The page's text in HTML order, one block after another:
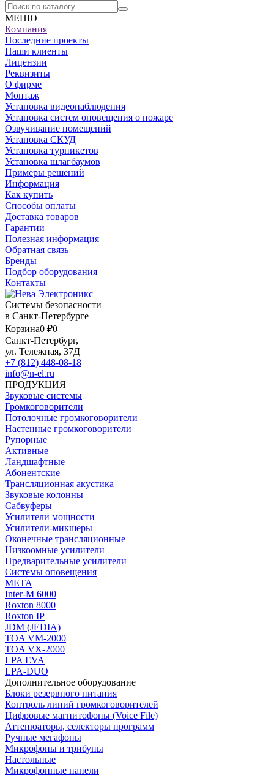
МЕНЮ
Компания
Последние проекты
Наши клиенты
Лицензии
Реквизиты
О фирме
Монтаж
Установка видеонаблюдения
Установка систем оповещения о пожаре
Озвучивание помещений
Установка СКУД
Установка турникетов
Установка шлагбаумов
Примеры решений
Информация
Как купить
Способы оплаты
Доставка товаров
Гарантии
Полезная информация
Обратная связь
Бренды
Подбор оборудования
Контакты
Системы безопасности
в Санкт-Петербурге
Корзина0 ₽0
Санкт-Петербург,
ул. Тележная, 37Д
+7 (812) 448-08-18
info@n-el.ru
ПРОДУКЦИЯ
Звуковые системы
Громкоговорители
Потолочные громкоговорители
Настенные громкоговорители
Рупорные
Активные
Ландшафтные
Абонентские
Трансляционная акустика
Звуковые колонны
Сабвуферы
Усилители мощности
Усилители-микшеры
Оконечные трансляционные
Низкоомные усилители
Предварительные усилители
Системы оповещения
МЕТА
Inter-M 6000
Roxton 8000
Roxton IP
JDM (JEDIA)
TOA VM-2000
TOA VX-2000
LPA EVA
LPA-DUO
Дополнительное оборудование
Блоки резервного питания
Контроль линий громкоговорителей
Цифровые магнитофоны (Voice File)
Аттенюаторы, селекторы программ
Ручные мегафоны
Микрофоны и трибуны
Настольные
Микрофонные панели